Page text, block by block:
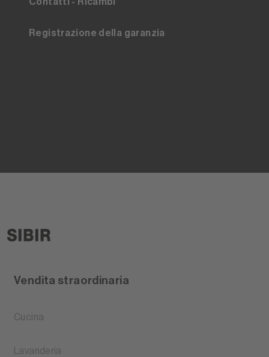
Contatti - Ricambi
Registrazione della garanzia
Vendita straordinaria
Cucina
Lavanderia